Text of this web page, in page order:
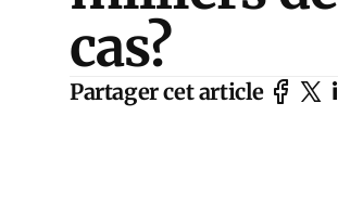
cas?
Partager cet article